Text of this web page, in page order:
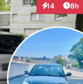
14
Interaktionen
8h